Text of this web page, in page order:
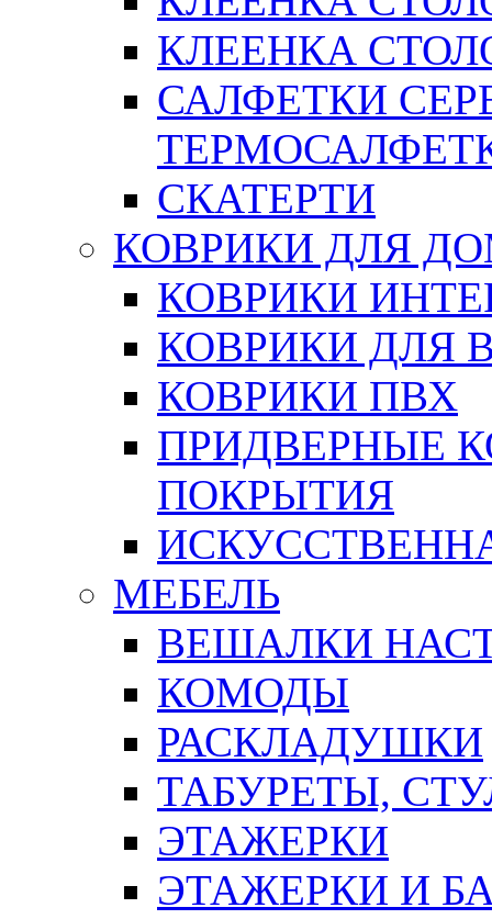
КЛЕЕНКА
САЛФЕТКИ
СКАТЕРТИ
КОВРИКИ ДЛЯ
КОВРИКИ
КОВРИКИ ДЛЯ
КОВРИКИ ПВХ
ПРИДВЕРНЫЕ
ПОКРЫТИЯ
МЕБЕЛЬ
ВЕШАЛКИ
КОМОДЫ
РАСКЛАДУШКИ
ТАБУРЕТЫ,
ЭТАЖЕРКИ
ЭТАЖЕРКИ И